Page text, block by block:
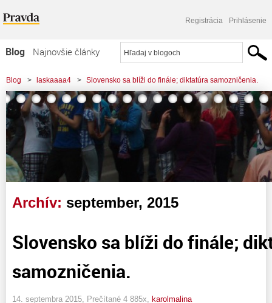
Registrácia Prihlásenie
Blog
Najnovšie články
Najčítanejšie články
Najkomentovanejšie články
Zoznam blogov
Komerčné blogy
Blog > laskaaaa4 > Slovensko sa blíži do finále; diktatúra samozničenia.
Archív: september, 2015
Slovensko sa blíži do finále;
samozničenia.
14. septembra 2015, Prečítané 4 885x, karolmalina